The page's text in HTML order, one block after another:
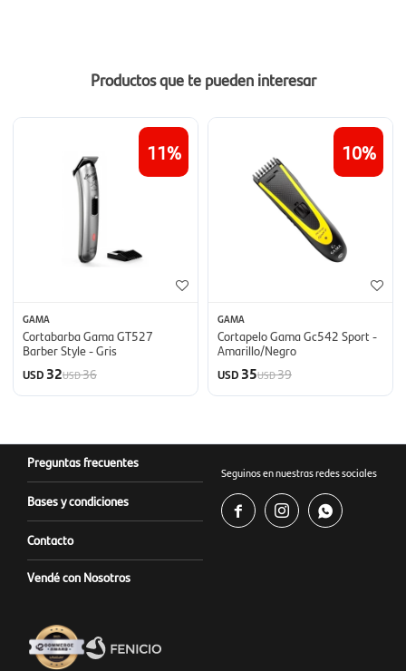
Productos que te pueden interesar
11
GAMA
Cortabarba Gama GT527
Barber Style - Gris
USD 32USD36
10
GAMA
Cortapelo Gama Gc542 Sport -
Amarillo/Negro
USD 35USD39
Preguntas frecuentes
Bases y condiciones
Contacto
Vendé con Nosotros
Seguinos en nuestras redes sociales
  